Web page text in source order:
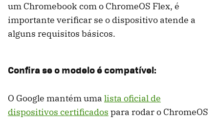
um Chromebook com o ChromeOS Flex, é
importante verificar se o dispositivo atende a
alguns requisitos básicos.
Confira se o modelo é compatível:
O Google mantém uma lista oficial de
dispositivos certificados para rodar o ChromeOS